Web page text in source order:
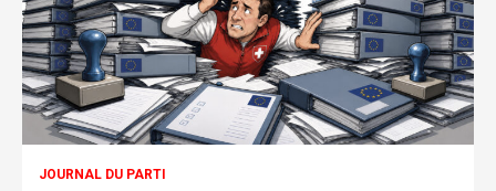
JOURNAL DU PARTI